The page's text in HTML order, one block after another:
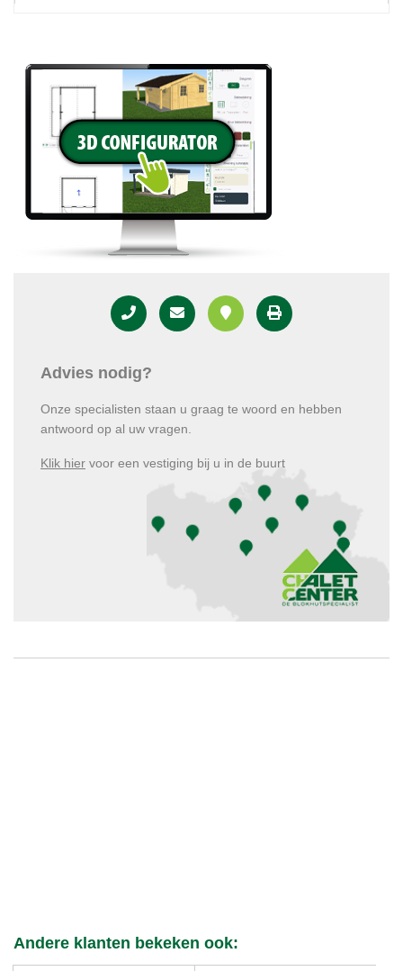
Advies nodig?
Onze specialisten staan u graag te woord en hebben
antwoord op al uw vragen.
Klik hier voor een vestiging bij u in de buurt
Andere klanten bekeken ook: